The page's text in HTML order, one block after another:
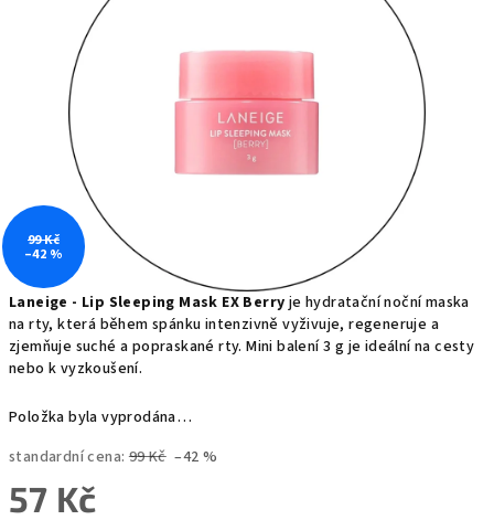
Laneige - Lip Sleeping Mask EX Berryje hydratační noční maska
na rty, která během spánku intenzivně vyživuje, regeneruje a
zjemňuje suché a popraskané rty. Mini balení 3 g je ideální na cesty
nebo k vyzkoušení.
Položka byla vyprodána…
standardní cena: 99 Kč –42 %
57 Kč
hvězdiček.
99 Kč
–42 %